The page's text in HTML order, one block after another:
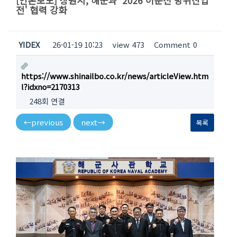
업계소식
전' 협력 강화
YIDEX 26-01-19 10:23 view 473 Comment 0
https://www.shinailbo.co.kr/news/articleView.htm
l?idxno=2170313
248회 연결
←previous next→ 목록